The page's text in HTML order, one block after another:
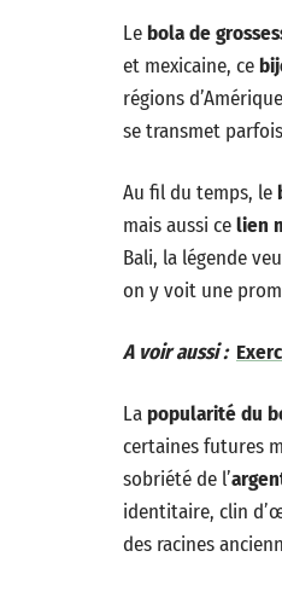
Le bola de
et mexicaine, ce
régions
se transmet
Au fil du temps, le
mais aussi celien
Bali, la légende
on y voit une
A voir aussi :
Lapopularité du
certaines futures
sobriété de l’
identitaire, clin
des racines